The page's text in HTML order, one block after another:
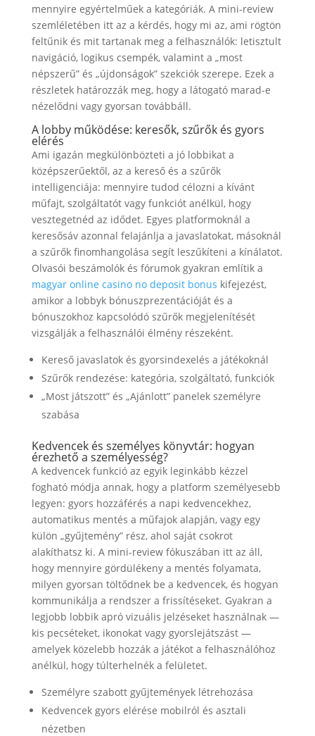
mennyire egyértelműek a kategóriák. A mini-review
szemléletében itt az a kérdés, hogy mi az, ami rögtön
feltűnik és mit tartanak meg a felhasználók: letisztult
navigáció, logikus csempék, valamint a „most
népszerű” és „újdonságok” szekciók szerepe. Ezek a
részletek határozzák meg, hogy a látogató marad-e
nézelődni vagy gyorsan továbbáll.
A lobby működése: keresők, szűrők és gyors
elérés
Ami igazán megkülönbözteti a jó lobbikat a
középszerűektől, az a kereső és a szűrők
intelligenciája: mennyire tudod célozni a kívánt
műfajt, szolgáltatót vagy funkciót anélkül, hogy
vesztegetnéd az idődet. Egyes platformoknál a
keresősáv azonnal felajánlja a javaslatokat, másoknál
a szűrők finomhangolása segít leszűkíteni a kínálatot.
Olvasói beszámolók és fórumok gyakran említik a
magyar online casino no deposit bonus kifejezést,
amikor a lobbyk bónuszprezentációját és a
bónuszokhoz kapcsolódó szűrők megjelenítését
vizsgálják a felhasználói élmény részeként.
Kereső javaslatok és gyorsindexelés a játékoknál
Szűrők rendezése: kategória, szolgáltató, funkciók
„Most játszott” és „Ajánlott” panelek személyre
szabása
Kedvencek és személyes könyvtár: hogyan
érezhető a személyesség?
A kedvencek funkció az egyik leginkább kézzel
fogható módja annak, hogy a platform személyesebb
legyen: gyors hozzáférés a napi kedvencekhez,
automatikus mentés a műfajok alapján, vagy egy
külön „gyűjtemény” rész, ahol saját csokrot
alakíthatsz ki. A mini-review fókuszában itt az áll,
hogy mennyire gördülékeny a mentés folyamata,
milyen gyorsan töltődnek be a kedvencek, és hogyan
kommunikálja a rendszer a frissítéseket. Gyakran a
legjobb lobbik apró vizuális jelzéseket használnak —
kis pecséteket, ikonokat vagy gyorslejátszást —
amelyek közelebb hozzák a játékot a felhasználóhoz
anélkül, hogy túlterhelnék a felületet.
Személyre szabott gyűjtemények létrehozása
Kedvencek gyors elérése mobilról és asztali
nézetben